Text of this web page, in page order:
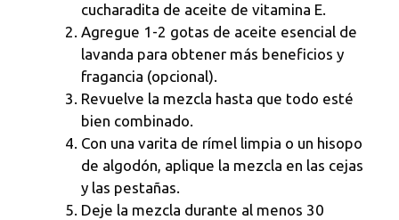
cucharadita de aceite de vitamina E.
Agregue 1-2 gotas de aceite esencial de
lavanda para obtener más beneficios y
fragancia (opcional).
Revuelve la mezcla hasta que todo esté
bien combinado.
Con una varita de rímel limpia o un hisopo
de algodón, aplique la mezcla en las cejas
y las pestañas.
Deje la mezcla durante al menos 30